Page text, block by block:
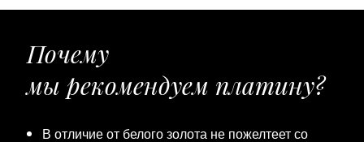
Почему
мы рекомендуем платину?
В отличие от белого золота не пожелтеет со